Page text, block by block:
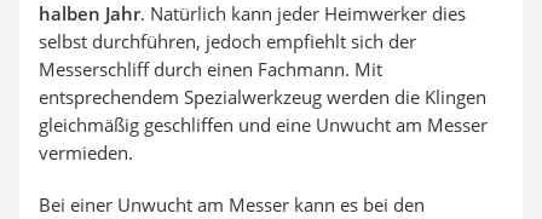
halben Jahr. Natürlich kann jeder Heimwerker dies
selbst durchführen, jedoch empfiehlt sich der
Messerschliff durch einen Fachmann. Mit
entsprechendem Spezialwerkzeug werden die Klingen
gleichmäßig geschliffen und eine Unwucht am Messer
vermieden.
Bei einer Unwucht am Messer kann es bei den